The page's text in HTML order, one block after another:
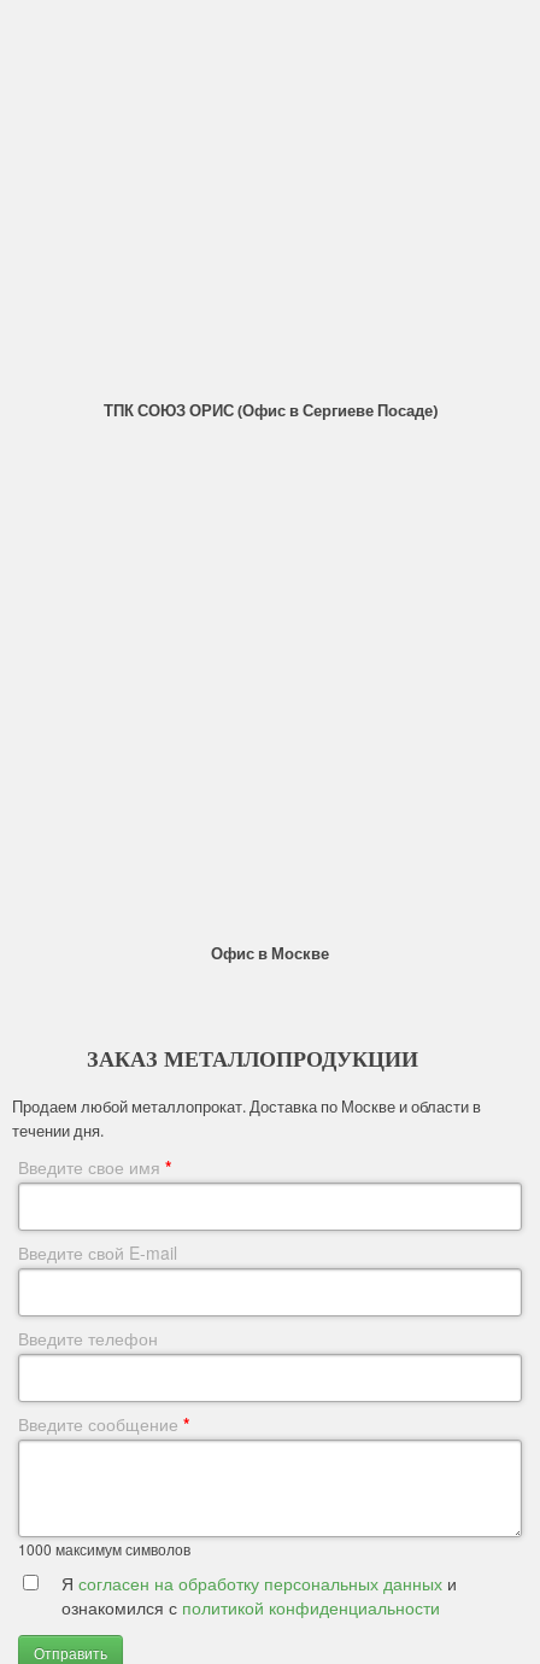
ТПК СОЮЗ ОРИС (Офис в Сергиеве Посаде)
Офис в Москве
ЗАКАЗ МЕТАЛЛОПРОДУКЦИИ
Продаем любой металлопрокат. Доставка по Москве и области в
течении дня.
Введите свое имя *
Введите свой E-mail
Введите телефон
Введите сообщение *
1000 максимум символов
Я согласен на обработку персональных данных и
ознакомился с политикой конфиденциальности
Отправить